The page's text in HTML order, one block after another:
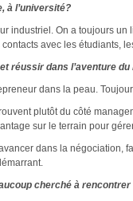
à l’université?
industriel. On a toujours
avec les étudiants,
réussir dans l’aventure du
dans la peau.
plutôt du côté
sur le terrain pour
dans la négociation,
cherché à